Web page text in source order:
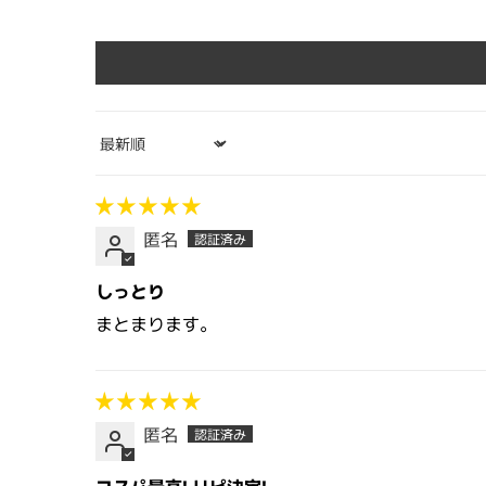
Sort by
匿名
しっとり
まとまります。
匿名